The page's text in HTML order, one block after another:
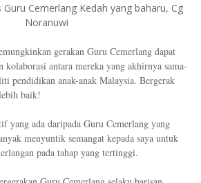
Cemerlang Kedah yang baharu, Cg
Noranuwi
gerakan Guru Cemerlang dapat
kolaborasi antara mereka yang akhirnya sama-
pendidikan anak-anak Malaysia. Bergerak
baik!
yang ada daripada Guru Cemerlang yang
menyuntik semangat kepada saya untuk
pada tahap yang tertinggi.